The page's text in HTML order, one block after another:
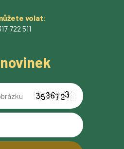
volat:
722 511